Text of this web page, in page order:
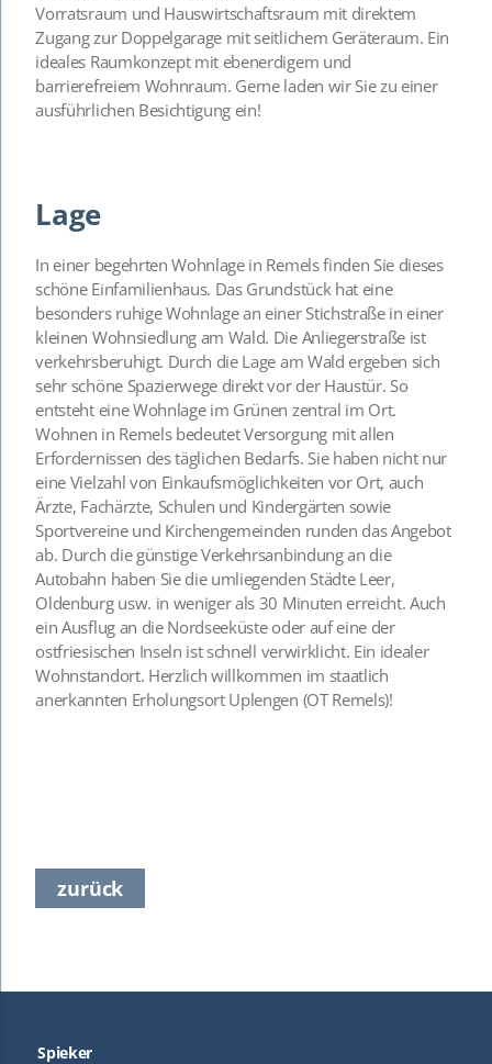
Vorratsraum und Hauswirtschaftsraum mit direktem
Zugang zur Doppelgarage mit seitlichem Geräteraum. Ein
ideales Raumkonzept mit ebenerdigem und
barrierefreiem Wohnraum. Gerne laden wir Sie zu einer
ausführlichen Besichtigung ein!
Lage
In einer begehrten Wohnlage in Remels finden Sie dieses
schöne Einfamilienhaus. Das Grundstück hat eine
besonders ruhige Wohnlage an einer Stichstraße in einer
kleinen Wohnsiedlung am Wald. Die Anliegerstraße ist
verkehrsberuhigt. Durch die Lage am Wald ergeben sich
sehr schöne Spazierwege direkt vor der Haustür. So
entsteht eine Wohnlage im Grünen zentral im Ort.
Wohnen in Remels bedeutet Versorgung mit allen
Erfordernissen des täglichen Bedarfs. Sie haben nicht nur
eine Vielzahl von Einkaufsmöglichkeiten vor Ort, auch
Ärzte, Fachärzte, Schulen und Kindergärten sowie
Sportvereine und Kirchengemeinden runden das Angebot
ab. Durch die günstige Verkehrsanbindung an die
Autobahn haben Sie die umliegenden Städte Leer,
Oldenburg usw. in weniger als 30 Minuten erreicht. Auch
ein Ausflug an die Nordseeküste oder auf eine der
ostfriesischen Inseln ist schnell verwirklicht. Ein idealer
Wohnstandort. Herzlich willkommen im staatlich
anerkannten Erholungsort Uplengen (OT Remels)!
zurück
Spieker